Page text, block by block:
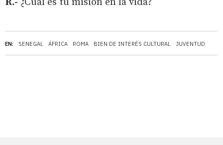
EN: SENEGAL ÁFRICA ROMA BIEN DE INTERÉS CULTURAL JUVENTUD